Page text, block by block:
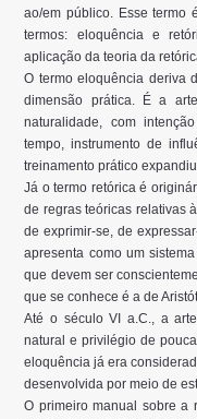
ao/em público. Esse termo
termos: eloquência e
aplicação da teoria da
O termo eloquência deriva
dimensão prática. É a
naturalidade, com
tempo, instrumento de
treinamento prático
Já o termo retórica é
de regras teóricas relativas
de exprimir-se, de
apresenta como um
que devem ser
que se conhece é a de
Até o século VI a.C., a
natural e privilégio de
eloquência já era
desenvolvida por meio de
O primeiro manual sobre a